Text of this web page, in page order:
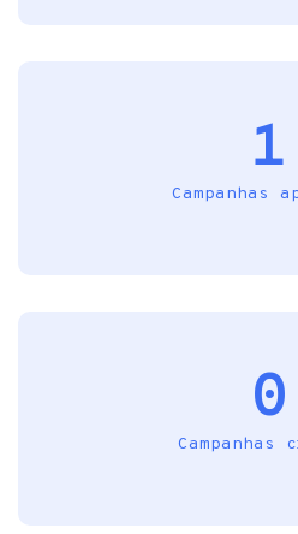
1
Campanhas
0
Campanhas